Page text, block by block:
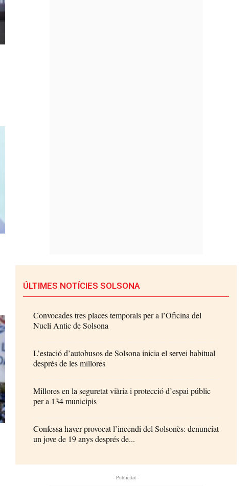
ÚLTIMES NOTÍCIES SOLSONA
Convocades tres places temporals per a l’Oficina del
Nucli Antic de Solsona
L’estació d’autobusos de Solsona inicia el servei habitual
després de les millores
Millores en la seguretat viària i protecció d’espai públic
per a 134 municipis
Confessa haver provocat l’incendi del Solsonès: denunciat
un jove de 19 anys després de...
- Publicitat -